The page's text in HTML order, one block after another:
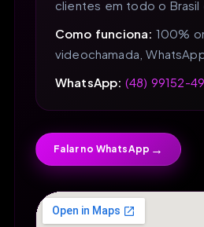
clientes em todo o Brasil
Como funciona: 100%
videochamada,
WhatsApp: (48) 99152-
Falar no WhatsApp →